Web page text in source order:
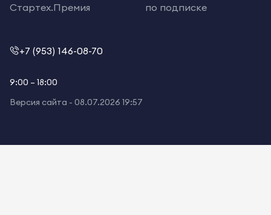
Стартех.Премия
по подписке
+7 (953) 146-08-70
9:00 – 18:00
Версия сайта - 08.07.2026 19:57